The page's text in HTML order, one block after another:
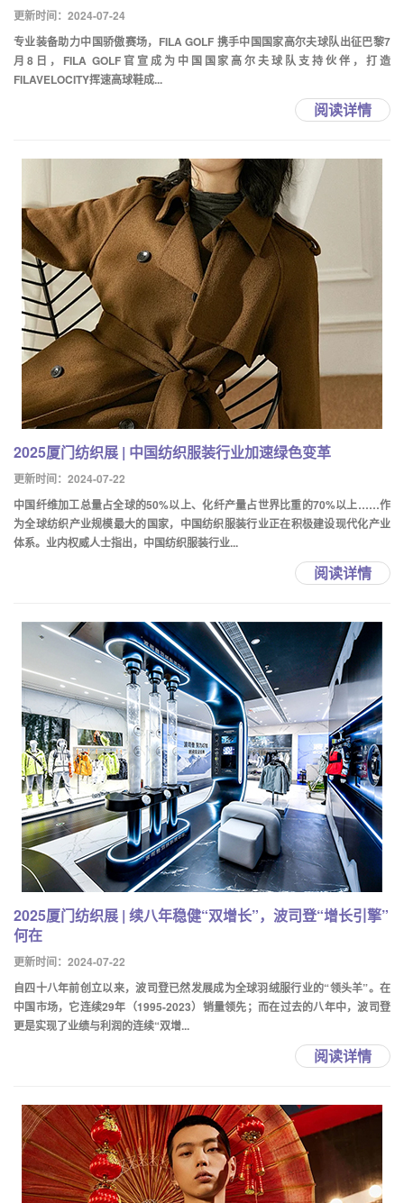
更新时间：2024-07-24
专业装备助力中国骄傲赛场，FILA GOLF 携手中国国家高尔夫球队出征巴黎7
月8日，FILA GOLF官宣成为中国国家高尔夫球队支持伙伴，打造
FILAVELOCITY挥速高球鞋成...
阅读详情
2025厦门纺织展 | 中国纺织服装行业加速绿色变革
更新时间：2024-07-22
中国纤维加工总量占全球的50%以上、化纤产量占世界比重的70%以上……作
为全球纺织产业规模最大的国家，中国纺织服装行业正在积极建设现代化产业
体系。业内权威人士指出，中国纺织服装行业...
阅读详情
2025厦门纺织展 | 续八年稳健“双增长”，波司登“增长引擎”
何在
更新时间：2024-07-22
自四十八年前创立以来，波司登已然发展成为全球羽绒服行业的“领头羊”。在
中国市场，它连续29年（1995-2023）销量领先；而在过去的八年中，波司登
更是实现了业绩与利润的连续“双增...
阅读详情